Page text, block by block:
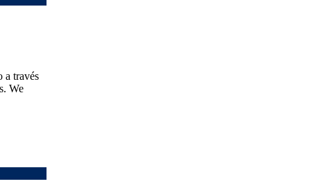
a través
We